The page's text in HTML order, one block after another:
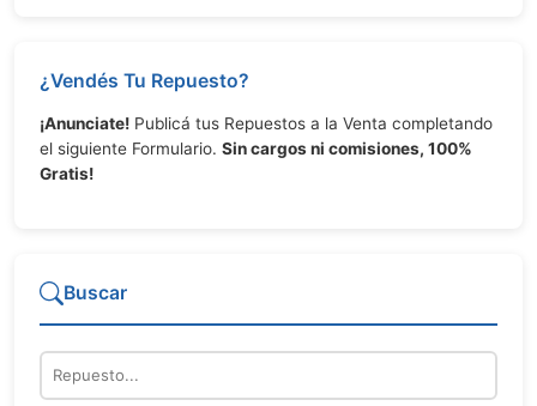
¿Vendés Tu Repuesto?
¡Anunciate! Publicá tus Repuestos a la Venta completando
el siguiente Formulario. Sin cargos ni comisiones, 100%
Gratis!
Buscar
Repuesto